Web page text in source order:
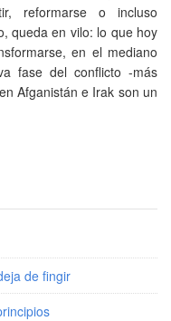
reformarse o incluso
queda en vilo: lo que hoy
en el mediano
fase del conflicto -más
Afganistán e Irak son un
de fingir